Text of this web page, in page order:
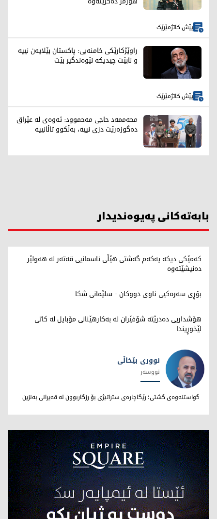
پێش کاتژمێرێک
راوێژکارێکی خامنەیی: پاکستان بێلایەن نییە
و نابێت چیدیکە نێوەندگیر بێت
پێش کاتژمێرێک
محەممەد حاجی مەحموود: ئەوەی لە عێراق
دەگوزەرێت دزی نییە، بەڵکوو تاڵانییە
بابەتەکانی پەیوەندیدار
کەمێکی دیکە یەکەم گەشتی هێڵی ئاسمانیی قەتەر لە هەولێر
دەنیشێتەوە
بۆڕی سەرەکیی ئاوی دووکان - سلێمانی شکا
هۆشداریی دەدرێتە شۆفێران لە بەکارهێنانی مۆبایل لە کاتی
لێخوڕیندا
نووری بێخاڵی
نووری بێخاڵی
نووسەر
گواستنەوەی گشتی؛ رێگاچارەی ستراتیژی بۆ رزگاربوون لە قەیرانی بەنزین